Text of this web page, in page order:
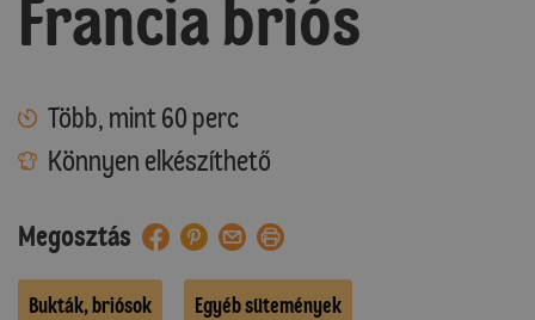
Francia briós
Több, mint 60 perc
Könnyen elkészíthető
Megosztás
Bukták, briósok Egyéb sütemények